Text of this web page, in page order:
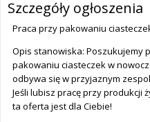
Szczegóły ogłoszenia
Praca przy pakowaniu
Opis stanowiska: Poszukujemy
pakowaniu ciasteczek w
odbywa się w przyjaznym
Jeśli lubisz pracę przy produkcji
ta oferta jest dla Ciebie!